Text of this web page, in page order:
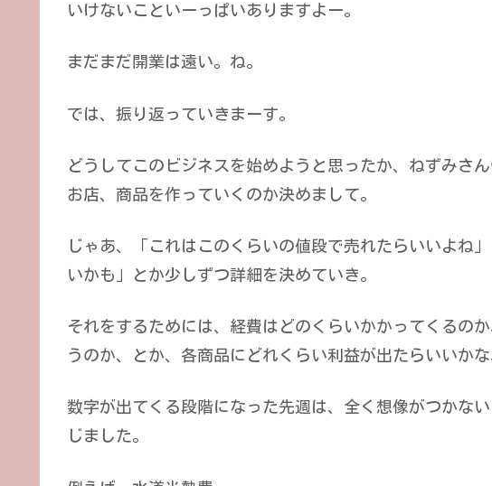
いけないこといーっぱいありますよー。
まだまだ開業は遠い。ね。
では、振り返っていきまーす。
どうしてこのビジネスを始めようと思ったか、ねずみさ
お店、商品を作っていくのか決めまして。
じゃあ、「これはこのくらいの値段で売れたらいいよね
いかも」とか少しずつ詳細を決めていき。
それをするためには、経費はどのくらいかかってくるの
うのか、とか、各商品にどれくらい利益が出たらいいかな
数字が出てくる段階になった先週は、全く想像がつかな
じました。